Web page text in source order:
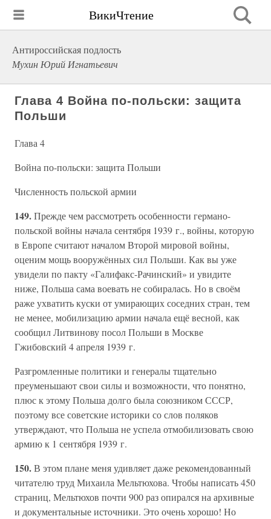
ВикиЧтение
Антироссийская подлость
Мухин Юрий Игнатьевич
Глава 4 Война по-польски: защита
Польши
Глава 4
Война по-польски: защита Польши
Численность польской армии
149.Прежде чем рассмотреть особенности германо-
польской войны начала сентября 1939 г., войны, которую
в Европе считают началом Второй мировой войны,
оценим мощь вооружённых сил Польши. Как вы уже
увидели по пакту «Галифакс-Рачинский» и увидите
ниже, Польша сама воевать не собиралась. Но в своём
раже ухватить куски от умирающих соседних стран, тем
не менее, мобилизацию армии начала ещё весной, как
сообщил Литвинову посол Польши в Москве
Гжибовский 4 апреля 1939 г.
Разгромленные политики и генералы тщательно
преуменьшают свои силы и возможности, что понятно,
плюс к этому Польша долго была союзником СССР,
поэтому все советские историки со слов поляков
утверждают, что Польша не успела отмобилизовать свою
армию к 1 сентября 1939 г.
150.В этом плане меня удивляет даже рекомендованный
читателю труд Михаила Мельтюхова. Чтобы написать 450
страниц, Мельтюхов почти 900 раз опирался на архивные
и документальные источники. Это очень хорошо! Но